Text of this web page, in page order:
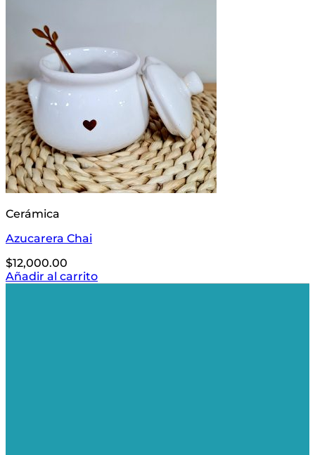
Cerámica
Azucarera Chai
$12,000.00
Añadir al carrito